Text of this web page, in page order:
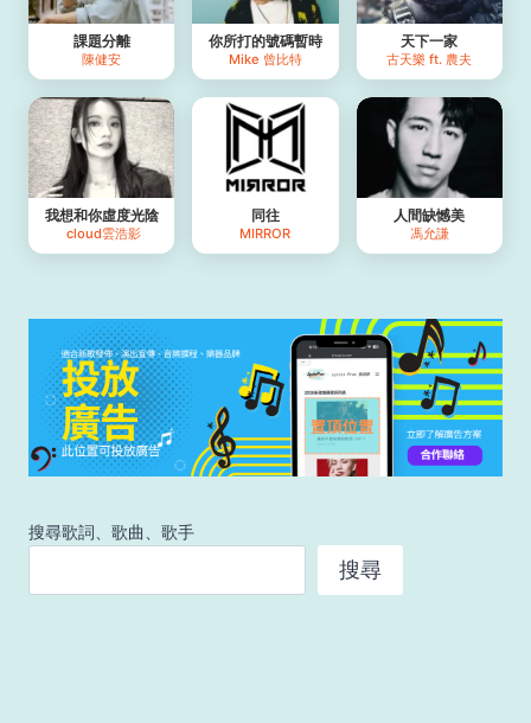
課題分離
陳健安
你所打的號碼暫時
Mike 曾比特
天下⼀家
古天樂 ft. 農夫
我想和你虛度光陰
cloud雲浩影
同往
MIRROR
人間缺憾美
馮允謙
搜尋歌詞、歌曲、歌手
搜尋